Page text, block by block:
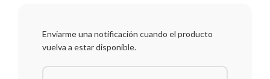
Enviarme una notificación cuando el producto
vuelva a estar disponible.